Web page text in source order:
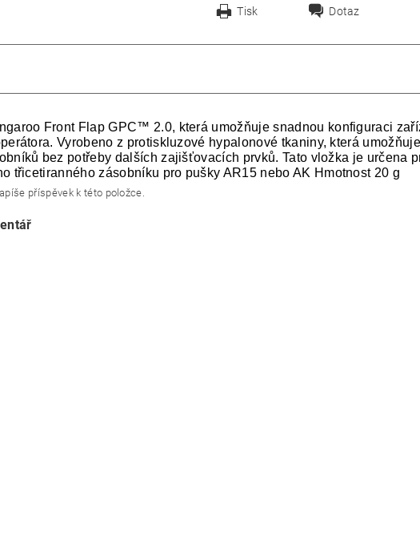
Tisk Dotaz
Front Flap GPC™ 2.0, která umožňuje snadnou konfiguraci
Vyrobeno z protiskluzové hypalonové tkaniny, která umožňuje
bez potřeby dalších zajišťovacích prvků. Tato vložka je určena
třicetiranného zásobníku pro pušky AR15 nebo AK Hmotnost 20 g
příspěvek k této položce.